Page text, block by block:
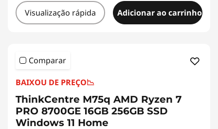
Visualização rápida Adicionar ao carrinho
Comparar
BAIXOU DE PREÇO📉
ThinkCentre M75q AMD Ryzen 7
PRO 8700GE 16GB 256GB SSD
Windows 11 Home